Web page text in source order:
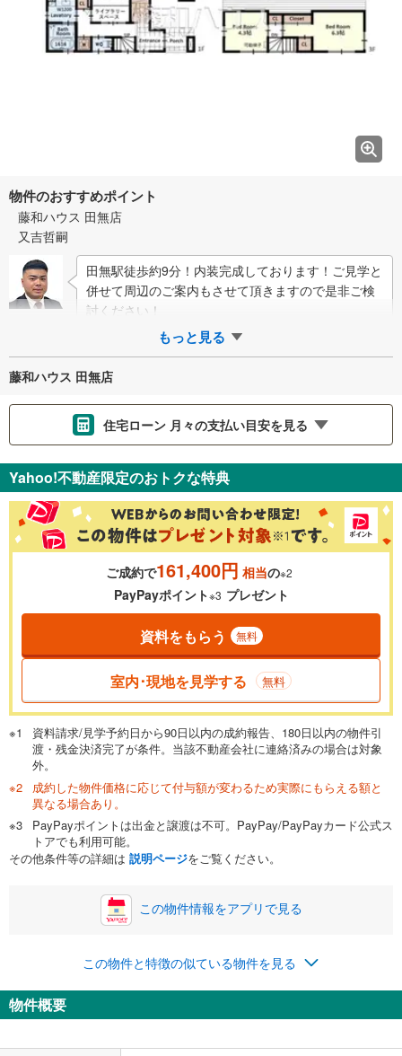
物件のおすすめポイント
藤和ハウス 田無店
又吉哲嗣
田無駅徒歩約9分！内装完成しております！ご見学と
併せて周辺のご案内もさせて頂きますので是非ご検
討ください！
もっと見る
藤和ハウス 田無店
住宅ローン 月々の支払い目安を見る
金利 ％
0.01%
一般的には最長35年まで借り入れ可能です。多くの金融機関
が完済時の年齢は80歳までを条件としています。
閉じる
頭金 万円
0万円 5,380万円
自己資金から住宅購入にかけられる金額を入力してくださ
い。一般的には物件価格の2割までが目安です。
閉じる
ボーナス
万円
0円
ナス時の増額分（1回分）を入力してください。
ボーナス払いの限度額は金融機関によって異なります。
閉じる
月々の返済額
Yahoo!不動産限定のおトクな特典
ご成約で161,400円 相当の※2
PayPayポイント※3 プレゼント
資料をもらう 無料
室内･現地を見学する 無料
資料請求/見学予約日から90日以内の成約報告、180日以内の物件引
渡・残金決済完了が条件。当該不動産会社に連絡済みの場合は対象
外。
成約した物件価格に応じて付与額が変わるため実際にもらえる額と
異なる場合あり。
PayPayポイントは出金と譲渡は不可。PayPay/PayPayカード公式ス
トアでも利用可能。
その他条件等の詳細は 説明ページをご覧ください。
この物件情報をアプリで見る
この物件と特徴の似ている物件を見る
物件概要